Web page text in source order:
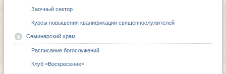
Заочный сектор
Курсы повышения квалификации священнослужителей
Семинарский храм
Расписание богослужений
Клуб «Воскресение»